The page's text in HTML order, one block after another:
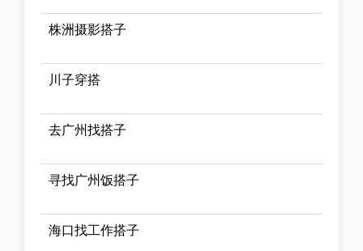
株洲摄影搭子
川子穿搭
去广州找搭子
寻找广州饭搭子
海口找工作搭子